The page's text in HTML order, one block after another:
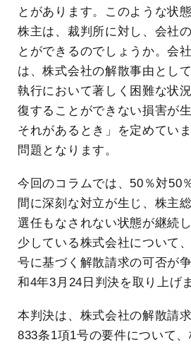
とがあります。このような状
株主は、裁判所に対し、会社
とができるのでしょうか。会
は、株式会社の解散事由とし
執行において著しく困難な状
復することができない損害が
それがあるとき」を定めてい
問題となります。
今回のコラムでは、50％対50
間に深刻な対立が生じ、株主
選任もなされない状態が継続
少している株式会社について
号に基づく解散請求の可否が
和4年3月24日判決を取り上げ
本判決は、株式会社の解散請
833条1項1号の要件について